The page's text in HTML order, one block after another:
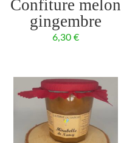
Confiture melon
gingembre
6,30 €